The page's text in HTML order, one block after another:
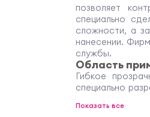
позволяет
специально
сложности, а
нанесении.
службы.
Область
Гибкое
специально
поверхность.
Показать все